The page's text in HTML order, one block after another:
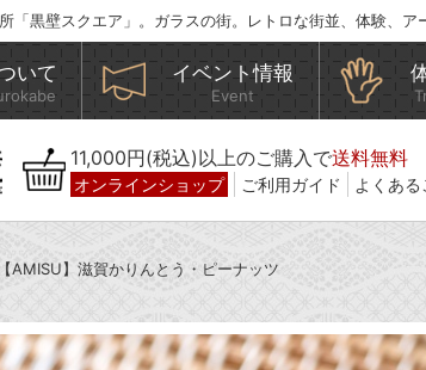
「黒壁スクエア」。ガラスの街。レトロな街並、体験、
いて イベント情報
Event
11,000円(税込)以上のご購入で送料無料
オンラインショップ ご利用ガイド よくある
AMISU】滋賀かりんとう・ピーナッツ